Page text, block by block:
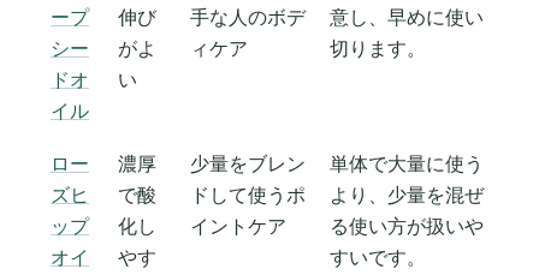
ープ
シー
ドオ
イル
伸び
がよ
い
手な人のボデ
ィケア
意し、早めに使い
切ります。
ロー
ズヒ
ップ
オイ
濃厚
で酸
化し
やす
少量をブレン
ドして使うポ
イントケア
単体で大量に使う
より、少量を混ぜ
る使い方が扱いや
すいです。